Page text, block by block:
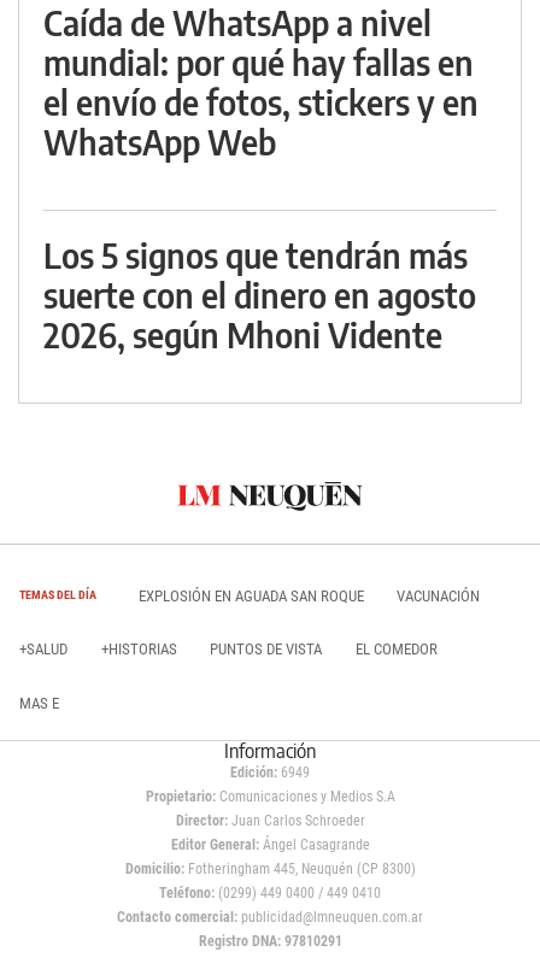
Caída de WhatsApp a nivel
mundial: por qué hay fallas en
el envío de fotos, stickers y en
WhatsApp Web
Los 5 signos que tendrán más
suerte con el dinero en agosto
2026, según Mhoni Vidente
TEMAS DEL DÍA EXPLOSIÓN EN AGUADA SAN ROQUE VACUNACIÓN
+SALUD +HISTORIAS PUNTOS DE VISTA EL COMEDOR
MAS E
Información
Edición: 6949
Propietario:Comunicaciones y Medios S.A
Director: Juan Carlos Schroeder
Editor General:Ángel Casagrande
Domicilio:Fotheringham 445, Neuquén (CP 8300)
Teléfono: (0299) 449 0400 / 449 0410
Contacto comercial: publicidad@lmneuquen.com.ar
Registro DNA: 97810291